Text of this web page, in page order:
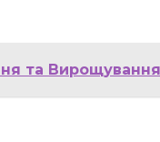
та